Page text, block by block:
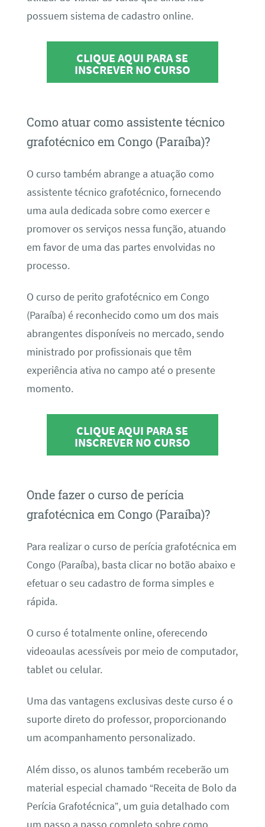
possuem sistema de cadastro online.
CLIQUE AQUI PARA SE
INSCREVER NO CURSO
Como atuar como assistente técnico
grafotécnico em Congo (Paraíba)?
O curso também abrange a atuação como
assistente técnico grafotécnico, fornecendo
uma aula dedicada sobre como exercer e
promover os serviços nessa função, atuando
em favor de uma das partes envolvidas no
processo.
O curso de perito grafotécnico em Congo
(Paraíba) é reconhecido como um dos mais
abrangentes disponíveis no mercado, sendo
ministrado por profissionais que têm
experiência ativa no campo até o presente
momento.
CLIQUE AQUI PARA SE
INSCREVER NO CURSO
Onde fazer o curso de perícia
grafotécnica em Congo (Paraíba)?
Para realizar o curso de perícia grafotécnica em
Congo (Paraíba), basta clicar no botão abaixo e
efetuar o seu cadastro de forma simples e
rápida.
O curso é totalmente online, oferecendo
videoaulas acessíveis por meio de computador,
tablet ou celular.
Uma das vantagens exclusivas deste curso é o
suporte direto do professor, proporcionando
um acompanhamento personalizado.
Além disso, os alunos também receberão um
material especial chamado “Receita de Bolo da
Perícia Grafotécnica”, um guia detalhado com